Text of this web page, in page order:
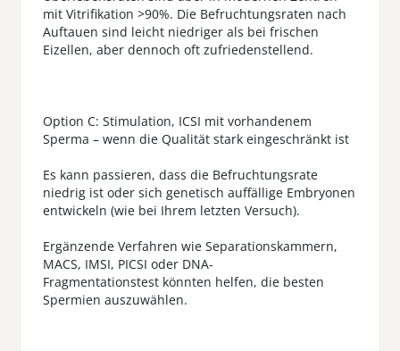
mit Vitrifikation >90%. Die Befruchtungsraten nach
Auftauen sind leicht niedriger als bei frischen
Eizellen, aber dennoch oft zufriedenstellend.
Option C: Stimulation, ICSI mit vorhandenem
Sperma – wenn die Qualität stark eingeschränkt ist
Es kann passieren, dass die Befruchtungsrate
niedrig ist oder sich genetisch auffällige Embryonen
entwickeln (wie bei Ihrem letzten Versuch).
Ergänzende Verfahren wie Separationskammern,
MACS, IMSI, PICSI oder DNA-
Fragmentationstest könnten helfen, die besten
Spermien auszuwählen.